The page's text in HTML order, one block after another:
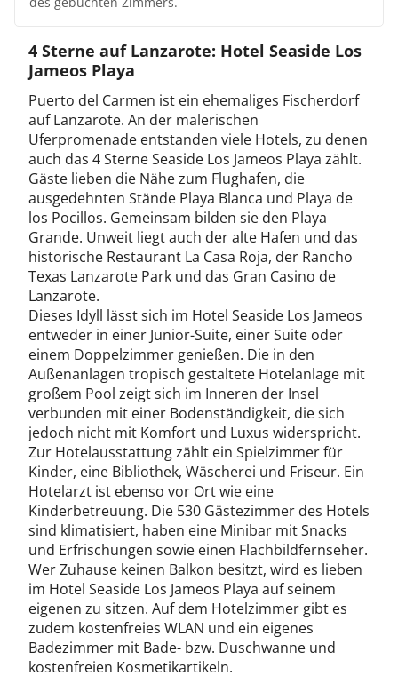
4 Sterne auf Lanzarote: Hotel Seaside Los
Jameos Playa
Puerto del Carmen ist ein ehemaliges Fischerdorf
auf Lanzarote. An der malerischen
Uferpromenade entstanden viele Hotels, zu denen
auch das 4 Sterne Seaside Los Jameos Playa zählt.
Gäste lieben die Nähe zum Flughafen, die
ausgedehnten Stände Playa Blanca und Playa de
los Pocillos. Gemeinsam bilden sie den Playa
Grande. Unweit liegt auch der alte Hafen und das
historische Restaurant La Casa Roja, der Rancho
Texas Lanzarote Park und das Gran Casino de
Lanzarote.
Dieses Idyll lässt sich im Hotel Seaside Los Jameos
entweder in einer Junior-Suite, einer Suite oder
einem Doppelzimmer genießen. Die in den
Außenanlagen tropisch gestaltete Hotelanlage mit
großem Pool zeigt sich im Inneren der Insel
verbunden mit einer Bodenständigkeit, die sich
jedoch nicht mit Komfort und Luxus widerspricht.
Zur Hotelausstattung zählt ein Spielzimmer für
Kinder, eine Bibliothek, Wäscherei und Friseur. Ein
Hotelarzt ist ebenso vor Ort wie eine
Kinderbetreuung. Die 530 Gästezimmer des Hotels
sind klimatisiert, haben eine Minibar mit Snacks
und Erfrischungen sowie einen Flachbildfernseher.
Wer Zuhause keinen Balkon besitzt, wird es lieben
im Hotel Seaside Los Jameos Playa auf seinem
eigenen zu sitzen. Auf dem Hotelzimmer gibt es
zudem kostenfreies WLAN und ein eigenes
Badezimmer mit Bade- bzw. Duschwanne und
kostenfreien Kosmetikartikeln.